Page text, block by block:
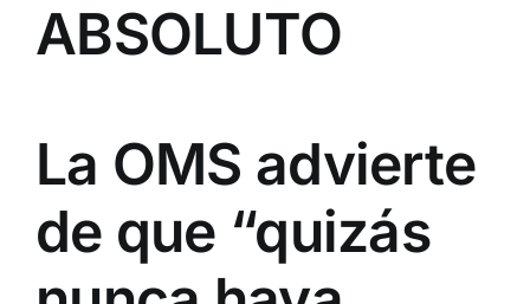
ABSOLUTO
La OMS advierte
de que “quizás